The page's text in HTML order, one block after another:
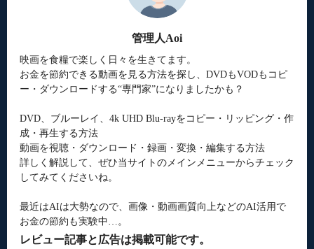
管理人Aoi
映画を食糧で楽しく日々を生きてます。
お金を節約できる動画を見る方法を探し、DVDもVODもコピ
ー・ダウンロードする“専門家”になりましたかも？
DVD、ブルーレイ、4k UHD Blu-rayをコピー・リッピング・作
成・再生する方法
動画を視聴・ダウンロード・録画・変換・編集する方法
詳しく解説して、ぜひ当サイトのメインメニューからチェック
してみてくださいね。
最近はAIは大勢なので、画像・動画画質向上などのAI活用で
お金の節約も実験中…。
レビュー記事と広告は掲載可能です。